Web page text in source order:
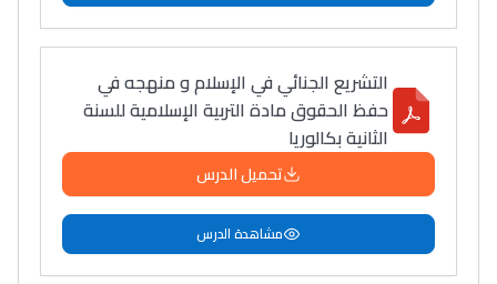
التشريع الجنائي في الإسلام و منهجه في
حفظ الحقوق مادة التربية الإسلامية للسنة
الثانية بكالوريا
تحميل الدرس
مشاهدة الدرس